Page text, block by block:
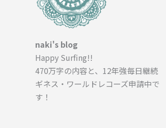
naki's blog
Happy Surfing!!
470万字の内容と、12年強毎日継続
ギネス・ワールドレコーズ申請中で
す！